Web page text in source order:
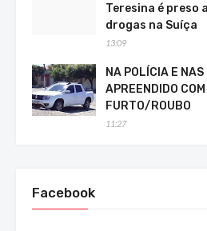
Teresina é preso
drogas na Suíça
13:09
NA POLÍCIA E
APREENDIDO
FURTO/ROUBO
11:27
Facebook